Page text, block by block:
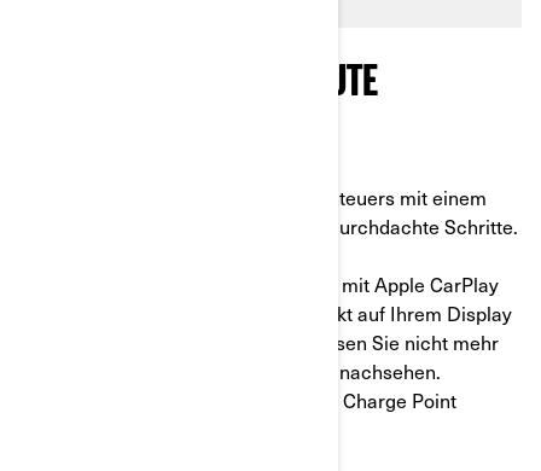
1. PLANEN SIE IHRE ROUTE
Die strategische Planung Ihres Abenteuers mit einem
Elektromotorrad erfordert mehrere durchdachte Schritte.
Beachten Sie, dass Sie unterwegs mit Apple CarPlay
die nächstgelegene Ladestation direkt auf Ihrem Display
finden können. Auf diese Weise müssen Sie nicht mehr
anhalten und auf Ihrem Smartphone nachsehen.
Verschiedene Apps wie Electrify und Charge Point